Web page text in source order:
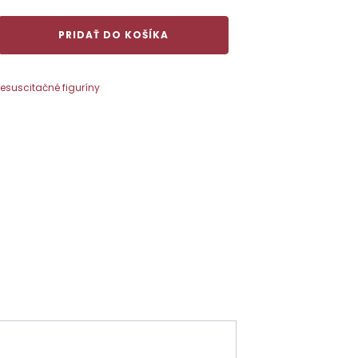
PRIDAŤ DO KOŠÍKA
figuríny